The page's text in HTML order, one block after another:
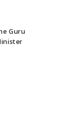
Guru